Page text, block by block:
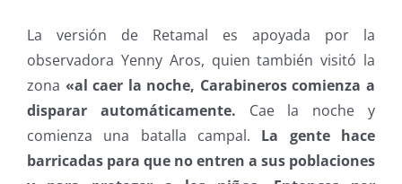
La versión de Retamal es apoyada por la
observadora Yenny Aros, quien también visitó la
zona «al caer la noche, Carabineros comienza a
disparar automáticamente. Cae la noche y
comienza una batalla campal. La gente hace
barricadas para que no entren a sus poblaciones